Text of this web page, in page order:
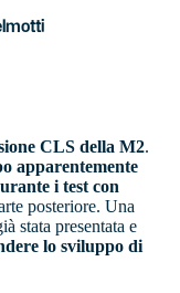
CLS della M2.
apparentemente
i test con
posteriore. Una
stata presentata e
lo sviluppo di